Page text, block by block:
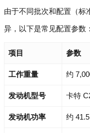
由于不同批次和配置（标
异，以下是常见配置参数：
项目 参数
工作重量 约
发动机型号 卡特
发动机功率 约